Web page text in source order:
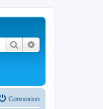
Rechercher
Connexion